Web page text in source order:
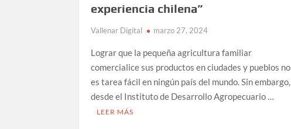
experiencia chilena”
Vallenar Digital marzo 27, 2024
Lograr que la pequeña agricultura familiar
comercialice sus productos en ciudades y pueblos no
es tarea fácil en ningún país del mundo. Sin embargo,
desde el Instituto de Desarrollo Agropecuario …
LEER MÁS